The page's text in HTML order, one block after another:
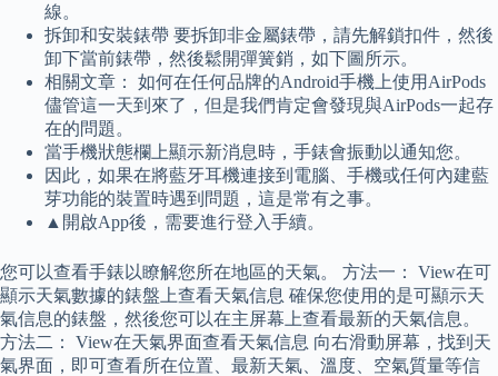
線。
拆卸和安裝錶帶 要拆卸非金屬錶帶，請先解鎖扣件，然後
卸下當前錶帶，然後鬆開彈簧銷，如下圖所示。
相關文章： 如何在任何品牌的Android手機上使用AirPods
儘管這一天到來了，但是我們肯定會發現與AirPods一起存
在的問題。
當手機狀態欄上顯示新消息時，手錶會振動以通知您。
因此，如果在將藍牙耳機連接到電腦、手機或任何內建藍
芽功能的裝置時遇到問題，這是常有之事。
▲開啟App後，需要進行登入手續。
您可以查看手錶以瞭解您所在地區的天氣。 方法一： View在可
顯示天氣數據的錶盤上查看天氣信息 確保您使用的是可顯示天
氣信息的錶盤，然後您可以在主屏幕上查看最新的天氣信息。
方法二： View在天氣界面查看天氣信息 向右滑動屏幕，找到天
氣界面，即可查看所在位置、最新天氣、溫度、空氣質量等信